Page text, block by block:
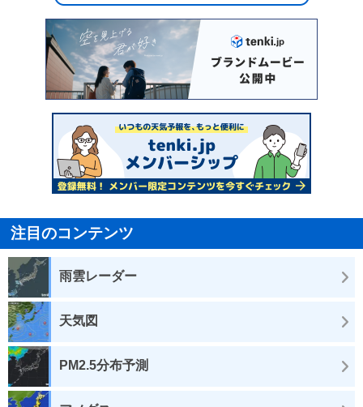
注目のコンテンツ
雨雲レーダー
天気図
PM2.5分布予測